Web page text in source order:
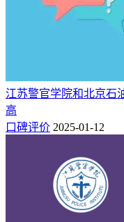
江苏警官学院和北京石
高
口碑评价 2025-01-12